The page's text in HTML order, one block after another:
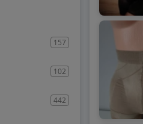
157
102
442